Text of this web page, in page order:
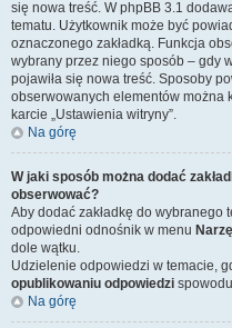
się nowa treść. W phpBB 3.1
tematu. Użytkownik może być
oznaczonego zakładką. Funkcja
wybrany przez niego sposób – gdy
pojawiła się nowa treść. Sposoby
obserwowanych elementów można
karcie „Ustawienia witryny”.
Na górę
W jaki sposób można dodać
obserwować?
Aby dodać zakładkę do
odpowiedni odnośnik w menu
dole wątku.
Udzielenie odpowiedzi w temacie,
opublikowaniu odpowiedzi
Na górę